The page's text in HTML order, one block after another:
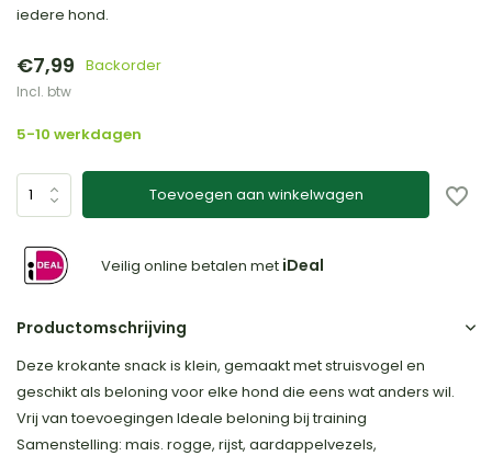
iedere hond.
€7,99 Backorder
Incl. btw
5-10 werkdagen
Toevoegen aan winkelwagen
Veilig online betalen met iDeal
Productomschrijving
Deze krokante snack is klein, gemaakt met struisvogel en
geschikt als beloning voor elke hond die eens wat anders wil.
Vrij van toevoegingen Ideale beloning bij training
Samenstelling: mais. rogge, rijst, aardappelvezels,